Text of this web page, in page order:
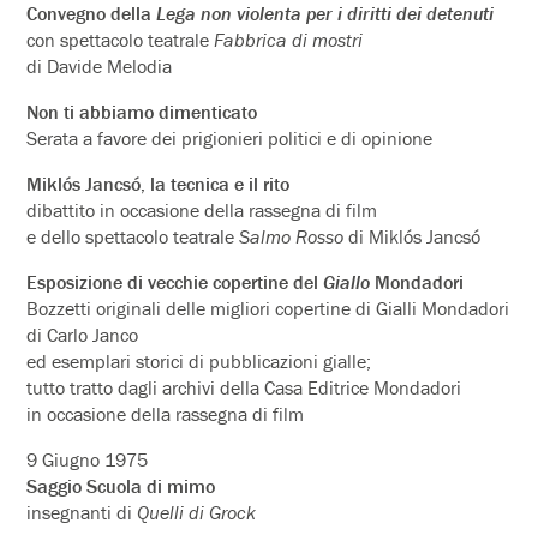
Convegno dellaLega non violenta per i diritti dei detenuti
con spettacolo teatraleFabbrica di mostri
di Davide Melodia
Non ti abbiamo dimenticato
Serata a favore dei prigionieri politici e di opinione
Miklós Jancsó, la tecnica e il rito
dibattito in occasione della rassegna di film
e dello spettacolo teatraleSalmo Rosso di Miklós Jancsó
Esposizione di vecchie copertine delGiallo Mondadori
Bozzetti originali delle migliori copertine di Gialli Mondadori
di Carlo Janco
ed esemplari storici di pubblicazioni gialle;
tutto tratto dagli archivi della Casa Editrice Mondadori
in occasione della rassegna di film
9 Giugno 1975
Saggio Scuola di mimo
insegnanti di Quelli di Grock